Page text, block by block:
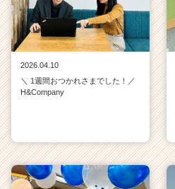
2026.04.10
＼ 1週間おつかれさまでした！／
H&Company